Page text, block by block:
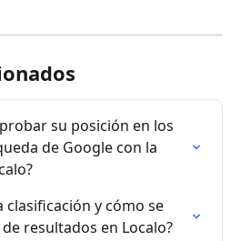
su posición en los
de Google con la
clasificación y cómo se
resultados en Localo?